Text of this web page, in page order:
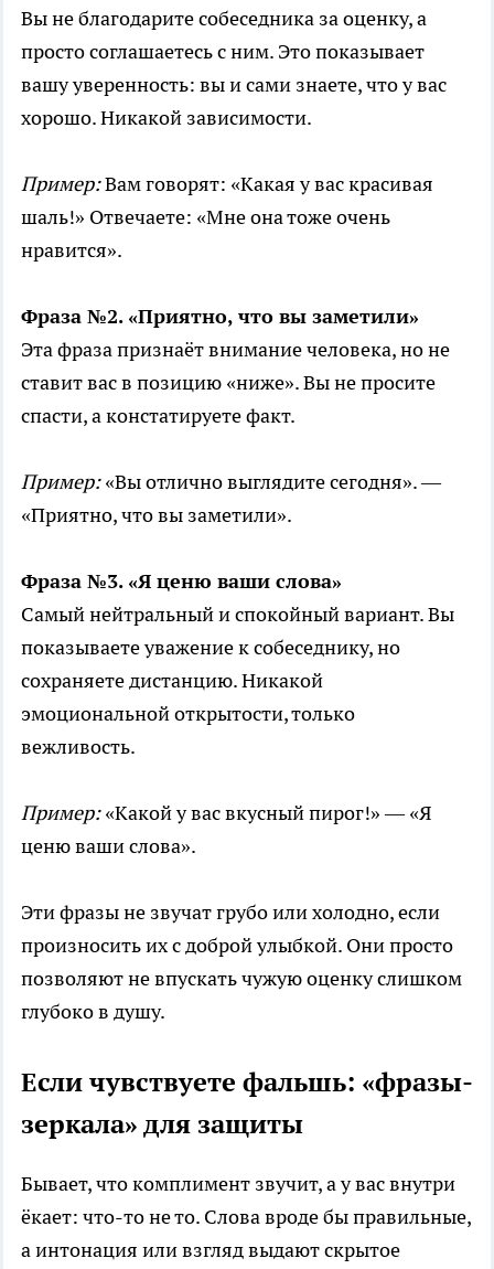
Вы не благодарите собеседника за оценку, а
просто соглашаетесь с ним. Это показывает
вашу уверенность: вы и сами знаете, что у вас
хорошо. Никакой зависимости.
Пример:Вам говорят: «Какая у вас красивая
шаль!» Отвечаете: «Мне она тоже очень
нравится».
Фраза №2. «Приятно, что вы заметили»
Эта фраза признаёт внимание человека, но не
ставит вас в позицию «ниже». Вы не просите
спасти, а констатируете факт.
Пример:«Вы отлично выглядите сегодня». —
«Приятно, что вы заметили».
Фраза №3. «Я ценю ваши слова»
Самый нейтральный и спокойный вариант. Вы
показываете уважение к собеседнику, но
сохраняете дистанцию. Никакой
эмоциональной открытости, только
вежливость.
Пример:«Какой у вас вкусный пирог!» — «Я
ценю ваши слова».
Эти фразы не звучат грубо или холодно, если
произносить их с доброй улыбкой. Они просто
позволяют не впускать чужую оценку слишком
глубоко в душу.
Если чувствуете фальшь: «фразы-
зеркала» для защиты
Бывает, что комплимент звучит, а у вас внутри
ёкает: что-то не то. Слова вроде бы правильные,
а интонация или взгляд выдают скрытое